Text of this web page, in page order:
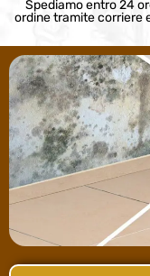
Spediamo entro 24
ordine tramite corriere